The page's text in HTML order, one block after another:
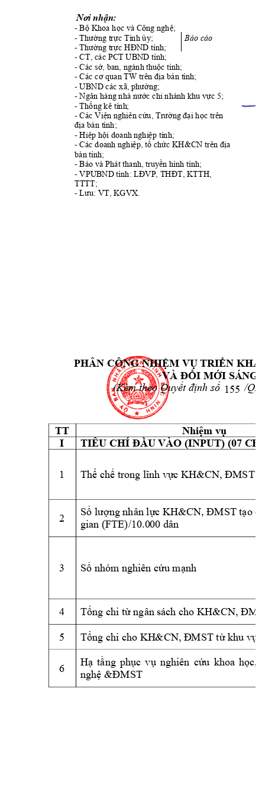
Nơi nhận:
- Bộ Khoa học và Công nghệ;
- Thường trực Tỉnh ủy; Báo cáo
- Thường trực HĐND tỉnh;
- CT, các PCT UBND tỉnh;
- Các sở, ban, ngành thuộc tỉnh;
- Các cơ quan TW trên địa bàn tỉnh;
- UBND các xã, phường;
- Ngân hàng nhà nước chi nhánh khu vực 5;
- Thống kê tỉnh;
- Các Viện nghiên cứu, Trường đại học trên
địa bàn tỉnh;
- Hiệp hội doanh nghiệp tỉnh;
- Các doanh nghiệp, tổ chức KH&CN trên địa
bàn tỉnh;
- Báo và Phát thanh, truyền hình tỉnh;
- VPUBND tỉnh: LĐVP, THĐT, KTTH,
TTTT;
- Lưu: VT, KGVX.
PHÂN CÔNG NHIỆM VỤ TRIỂN
VÀ ĐỔI MỚI SÁNG
(Kèm theo Quyết định số /QĐ
TT Nhiệm vụ
I TIÊU CHÍ ĐẦU VÀO (INPUT) (07 C
1 Thể chế trong lĩnh vực KH&CN, ĐMST
2 Số lượng nhân lực KH&CN, ĐMST tạo
gian (FTE)/10.000 dân
3 Số nhóm nghiên cứu mạnh
4 Tổng chi từ ngân sách cho KH&CN,
5 Tổng chi cho KH&CN, ĐMST từ khu vự
6 Hạ tầng phục vụ nghiên cứu khoa học,
nghệ &ĐMST
155